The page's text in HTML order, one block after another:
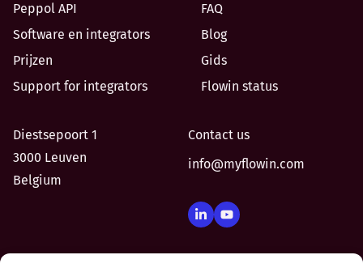
Peppol API
FAQ
Software en integrators
Blog
Prijzen
Gids
Support for integrators
Flowin status
Diestsepoort 1
3000 Leuven
Belgium
Contact us
info@myflowin.com